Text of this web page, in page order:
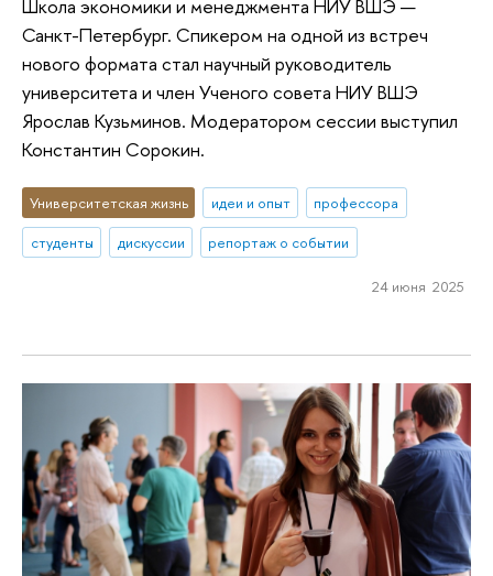
Школа экономики и менеджмента НИУ ВШЭ —
Санкт-Петербург. Спикером на одной из встреч
нового формата стал научный руководитель
университета и член Ученого совета НИУ ВШЭ
Ярослав Кузьминов. Модератором сессии выступил
Константин Сорокин.
Университетская жизнь идеи и опыт
профессора
студенты
дискуссии репортаж о событии
24 июня 2025